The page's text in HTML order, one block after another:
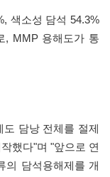
색소성 담석 54.3%
, MMP 용해도가 통
담낭 전체를 절제
했다"며 "앞으로 연
의 담석용해제를 개